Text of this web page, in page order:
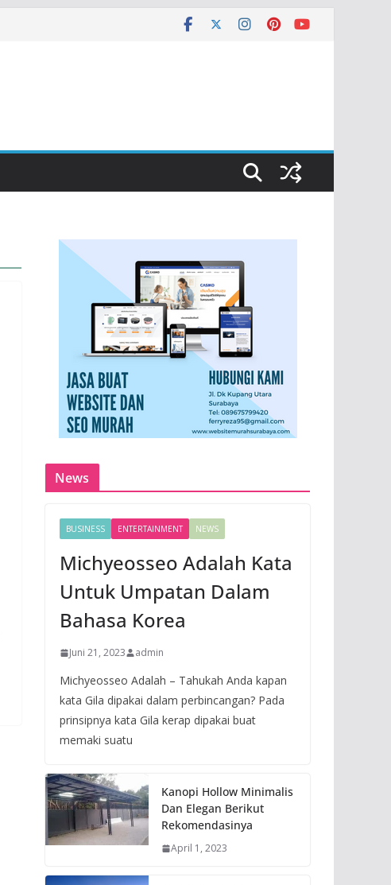
News
BUSINESS ENTERTAINMENT NEWS
Michyeosseo Adalah Kata
Untuk Umpatan Dalam
Bahasa Korea
Juni 21, 2023 admin
Michyeosseo Adalah – Tahukah Anda kapan
kata Gila dipakai dalam perbincangan? Pada
prinsipnya kata Gila kerap dipakai buat
memaki suatu
Kanopi Hollow Minimalis
Dan Elegan Berikut
Rekomendasinya
April 1, 2023